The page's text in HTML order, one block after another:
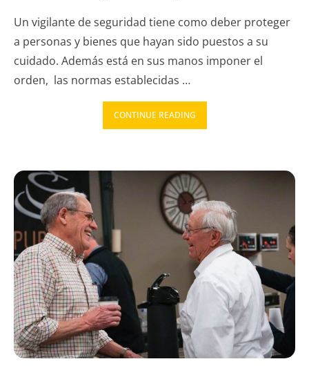
Un vigilante de seguridad tiene como deber proteger
a personas y bienes que hayan sido puestos a su
cuidado. Además está en sus manos imponer el
orden, las normas establecidas …
CONTINUE READING